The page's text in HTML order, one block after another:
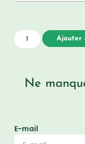
Ajouter
Ne
E-mail